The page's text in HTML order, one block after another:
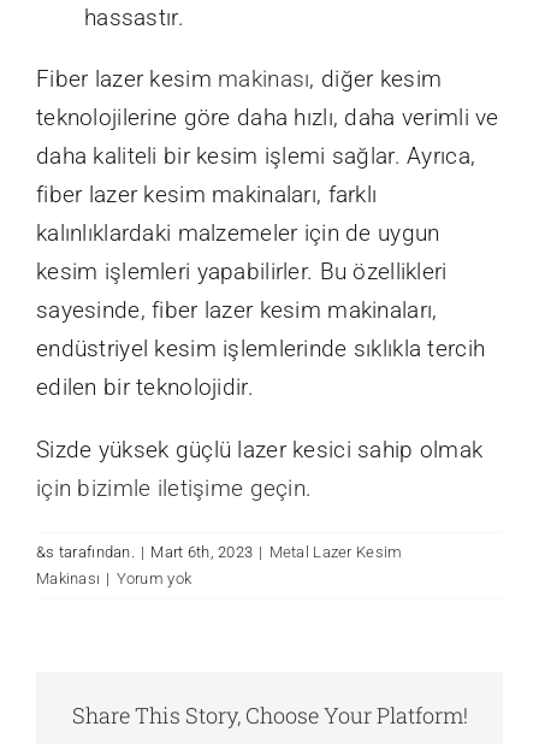
hassastır.
Fiber lazer kesim makinası, diğer kesim
teknolojilerine göre daha hızlı, daha verimli ve
daha kaliteli bir kesim işlemi sağlar. Ayrıca,
fiber lazer kesim makinaları, farklı
kalınlıklardaki malzemeler için de uygun
kesim işlemleri yapabilirler. Bu özellikleri
sayesinde, fiber lazer kesim makinaları,
endüstriyel kesim işlemlerinde sıklıkla tercih
edilen bir teknolojidir.
Sizde yüksek güçlü lazer kesici sahip olmak
için bizimle iletişime geçin.
&s tarafından. | Mart 6th, 2023 | Metal Lazer Kesim
Makinası | Yorum yok
Share This Story, Choose Your Platform!